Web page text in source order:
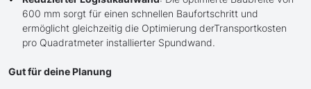
600 mm sorgt für einen schnellen Baufortschritt und
ermöglicht gleichzeitig die Optimierung derTransportkosten
pro Quadratmeter installierter Spundwand.
Gut für deine Planung